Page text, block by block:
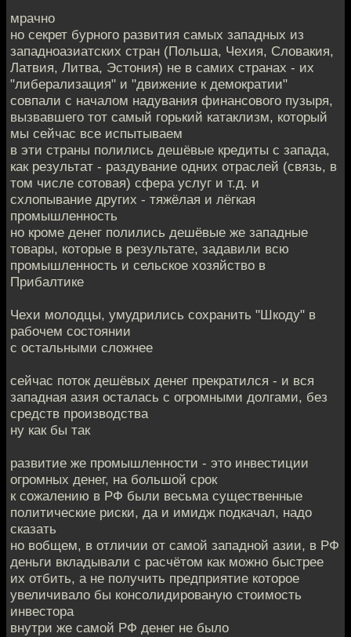
мрачно
но секрет бурного развития самых западных из
западноазиатских стран (Польша, Чехия, Словакия,
Латвия, Литва, Эстония) не в самих странах - их
"либерализация" и "движение к демократии"
совпали с началом надувания финансового пузыря,
вызвавшего тот самый горький катаклизм, который
мы сейчас все испытываем
в эти страны полились дешёвые кредиты с запада,
как результат - раздувание одних отраслей (связь, в
том числе сотовая) сфера услуг и т.д. и
схлопывание других - тяжёлая и лёгкая
промышленность
но кроме денег полились дешёвые же западные
товары, которые в результате, задавили всю
промышленность и сельское хозяйство в
Прибалтике
Чехи молодцы, умудрились сохранить "Шкоду" в
рабочем состоянии
с остальными сложнее
сейчас поток дешёвых денег прекратился - и вся
западная азия осталась с огромными долгами, без
средств производства
ну как бы так
развитие же промышленности - это инвестиции
огромных денег, на большой срок
к сожалению в РФ были весьма существенные
политические риски, да и имидж подкачал, надо
сказать
но вобщем, в отличии от самой западной азии, в РФ
деньги вкладывали с расчётом как можно быстрее
их отбить, а не получить предприятие которое
увеличивало бы консолидированую стоимость
инвестора
внутри же самой РФ денег не было